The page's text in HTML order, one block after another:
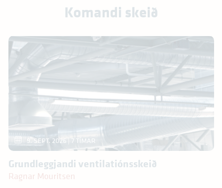
Komandi skeið
9. SEPT. 2026 | 7 TÍMAR
Grundleggjandi ventilatiónsskeið
Ragnar Mouritsen